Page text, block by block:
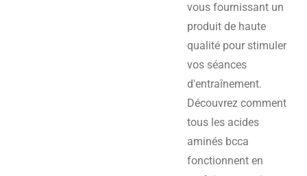
vous fournissant un
produit de haute
qualité pour stimuler
vos séances
d'entraînement.
Découvrez comment
tous les acides
aminés bcca
fonctionnent en